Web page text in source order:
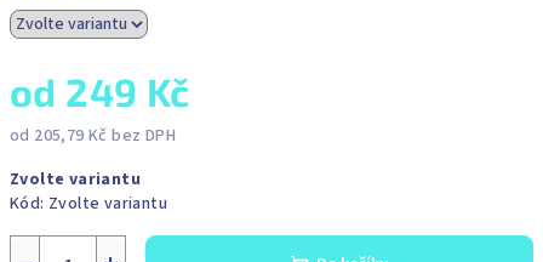
od 249 Kč
od 205,79 Kč bez DPH
cena:
Zvolte variantu
Kód: Zvolte variantu